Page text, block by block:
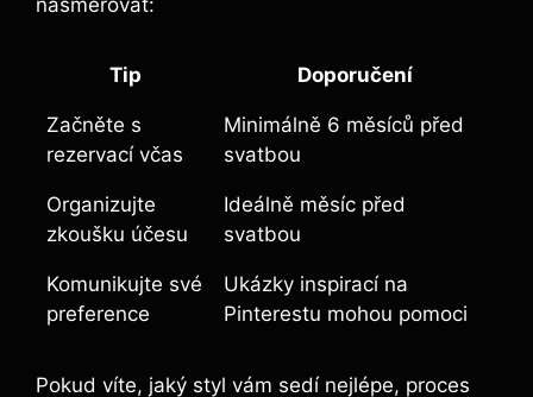
Tip Doporučení
Začněte​ s
rezervací včas
Minimálně 6 měsíců před
svatbou
Organizujte
zkoušku účesu
Ideálně měsíc před
svatbou
Komunikujte své
preference
Ukázky ​inspirací na
Pinterestu mohou pomoci
Pokud víte, ⁣jaký styl vám sedí nejlépe, proces